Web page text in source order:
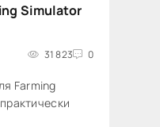
Simulator
31 823 0
Farming